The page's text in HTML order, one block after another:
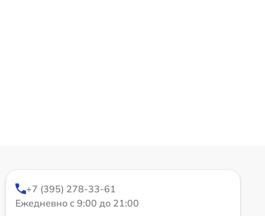
+7 (395) 278-33-61
Ежедневно с 9:00 до 21:00